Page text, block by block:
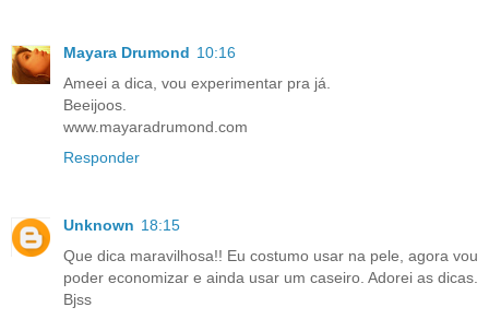
Mayara Drumond 10:16
Ameei a dica, vou experimentar pra já.
Beeijoos.
www.mayaradrumond.com
Responder
Unknown 18:15
Que dica maravilhosa!! Eu costumo usar na pele, agora vou
poder economizar e ainda usar um caseiro. Adorei as dicas.
Bjss